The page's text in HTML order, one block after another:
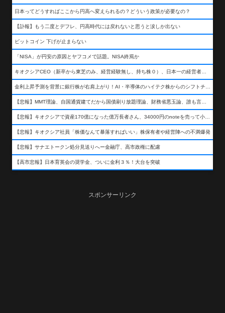
日本ってどうすればここから円高へ変えられるの？どういう政策が必要なの？
【訃報】もう二度とデフレ、円高時代には戻れないと思うと涙しか出ない
ビットコイン 下げが止まらない
「NISA」が円安の原因とヤフコメで話題。NISA終焉か
キオクシアCEO（新卒から東芝のみ、経営経験無し、持ち株０）、日本一の経営者になる…
金利上昇予測を背景に銀行株が右肩上がり！AI・半導体のハイテク株からのシフトチェンジも
【悲報】MMT理論、自国通貨建てだから国債刷り放題理論、財務省悪玉論、誰も言わなくなるwwwwwwwwwwwwwww
【悲報】キオクシアで資産170億になった億万長者さん、34000円のnoteを売って小銭を稼いでしまうwwwwwwwwwwwwwwwwwwww
【悲報】キオクシア社員「株価なんて暴落すればいい」株保有者や経営陣への不満爆発
【悲報】サナエトークン処分見送りへー金融庁、高市政権に配慮
【高市悲報】日本育英会の奨学金、ついに金利３％！大台を突破
スポンサーリンク